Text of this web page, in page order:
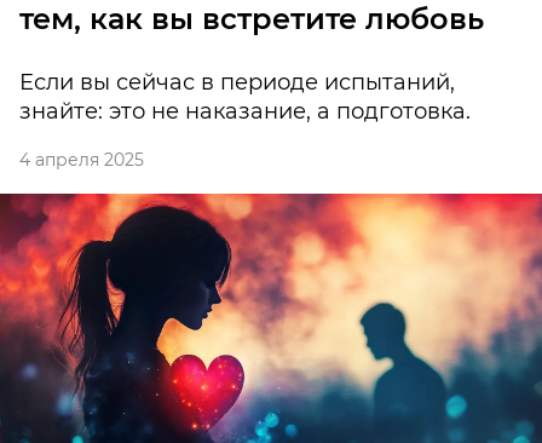
тем, как вы встретите любовь
Если вы сейчас в периоде испытаний,
знайте: это не наказание, а подготовка.
4 апреля 2025